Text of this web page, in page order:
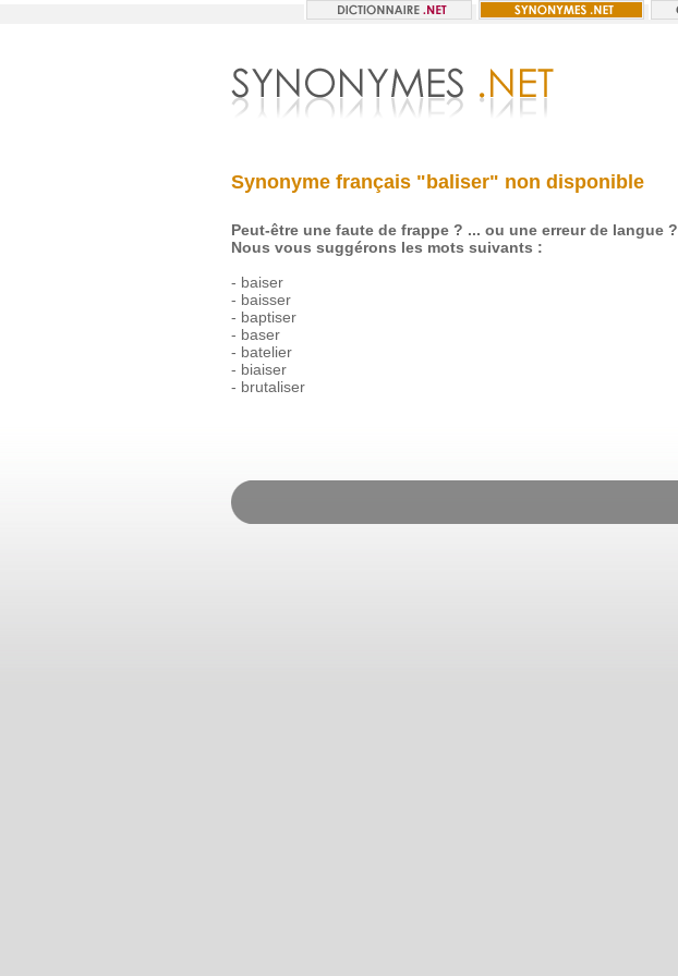
Synonyme français "baliser" non disponible
Peut-être une faute de frappe ? ... ou une erreur de langue ?
Nous vous suggérons les mots suivants :
- baiser
- baisser
- baptiser
- baser
- batelier
- biaiser
- brutaliser